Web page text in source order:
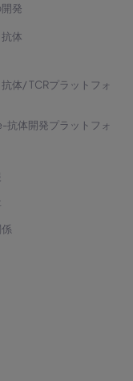
発
体
体/ TCRプラットフォ
抗体開発プラットフォ